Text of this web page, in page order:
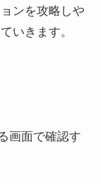
ンを攻略しや
いきます。
画面で確認す